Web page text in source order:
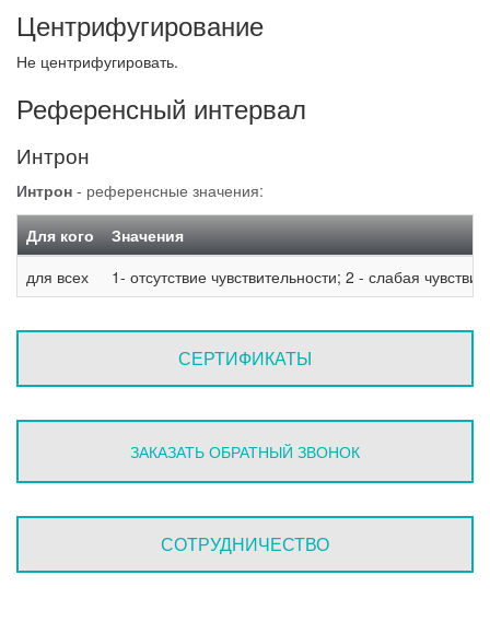
Центрифугирование
Не центрифугировать.
Референсный интервал
Интрон
Интрон - референсные значения:
Для кого
Значения
для всех
1- отсутствие чувствительности; 2 - слабая
СЕРТИФИКАТЫ
ЗАКАЗАТЬ ОБРАТНЫЙ ЗВОНОК
СОТРУДНИЧЕСТВО